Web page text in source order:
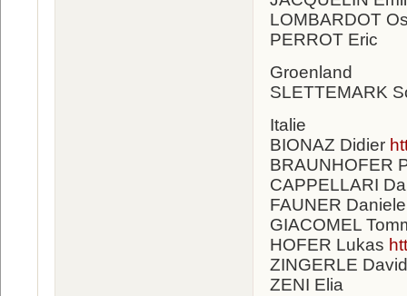
LOMBARDOT
PERROT Eric
Groenland
SLETTEMARK
Italie
BIONAZ Didier
BRAUNHOFER
CAPPELLARI
FAUNER Daniele
GIACOMEL
HOFER Lukas
ZINGERLE David
ZENI Elia